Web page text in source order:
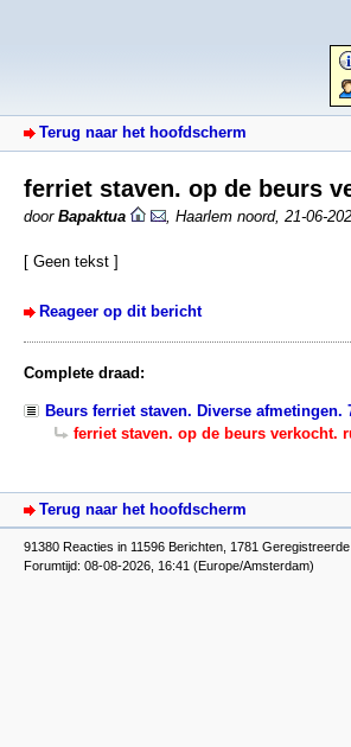
Terug naar het hoofdscherm
ferriet staven. op de beurs
door Bapaktua Haarlem noord, 21-06-
[ Geen tekst ]
Reageer op dit bericht
Complete draad:
Beurs ferriet staven. Diverse afmetingen.
ferriet staven. op de beurs verkocht.
Terug naar het hoofdscherm
91380 Reacties in 11596 Berichten, 1781
Forumtijd: 08-08-2026, 16:41 (Europe/Amsterdam)